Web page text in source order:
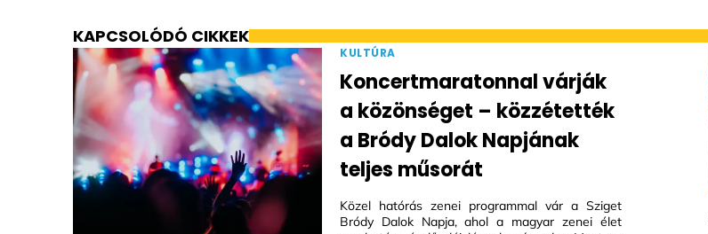
KAPCSOLÓDÓ CIKKEK
KULTÚRA
Koncertmaratonnal várják
a közönséget – közzétették
a Bródy Dalok Napjának
teljes műsorát
Közel hatórás zenei programmal vár a Sziget
Bródy Dalok Napja, ahol a magyar zenei élet